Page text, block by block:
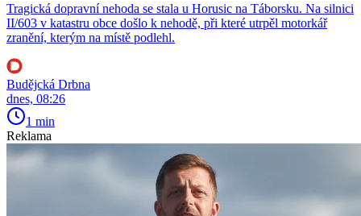
Tragická dopravní nehoda se stala u Horusic na Táborsku. Na silnici
II/603 v katastru obce došlo k nehodě, při které utrpěl motorkář
zranění, kterým na místě podlehl.
Budějcká Drbna
dnes, 08:26
1 min
Reklama